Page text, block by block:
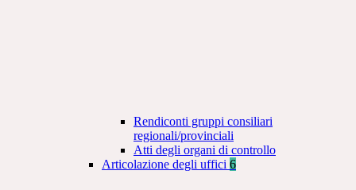
Rendiconti gruppi consiliari
regionali/provinciali
Atti degli organi di controllo
Articolazione degli uffici 6